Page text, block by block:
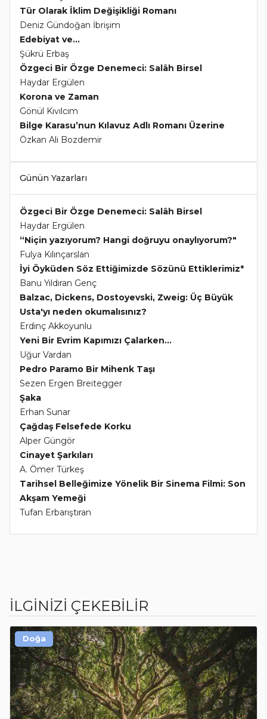
Tür Olarak İklim Değişikliği Romanı
Deniz Gündoğan İbrişim
Edebiyat ve...
Şükrü Erbaş
Özgeci Bir Özge Denemeci: Salâh Birsel
Haydar Ergülen
Korona ve Zaman
Gönül Kıvılcım
Bilge Karasu’nun Kılavuz Adlı Romanı Üzerine
Özkan Ali Bozdemir
Günün Yazarları
Özgeci Bir Özge Denemeci: Salâh Birsel
Haydar Ergülen
“Niçin yazıyorum? Hangi doğruyu onaylıyorum?"
Fulya Kılınçarslan
İyi Öyküden Söz Ettiğimizde Sözünü Ettiklerimiz*
Banu Yıldıran Genç
Balzac, Dickens, Dostoyevski, Zweig: Üç Büyük
Usta'yı neden okumalısınız?
Erdinç Akkoyunlu
Yeni Bir Evrim Kapımızı Çalarken...
Uğur Vardan
Pedro Paramo Bir Mihenk Taşı
Sezen Ergen Breitegger
Şaka
Erhan Sunar
Çağdaş Felsefede Korku
Alper Güngör
Cinayet Şarkıları
A. Ömer Türkeş
Tarihsel Belleğimize Yönelik Bir Sinema Filmi: Son
Akşam Yemeği
Tufan Erbarıştıran
İLGİNİZİ ÇEKEBİLİR
Doğa